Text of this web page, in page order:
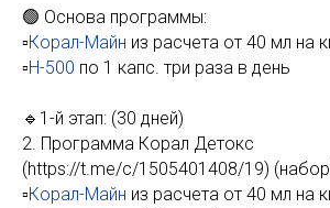
🟢 Основа программы:
▫️Корал-Майн из расчета от 40 мл на
▫️Н-500 по 1 капс. три раза в день
🔹1-й этап: (30 дней)
2. Программа Корал Детокс
(https://t.me/c/1505401408/19)
▫️Корал-Майн из расчета от 40 мл на